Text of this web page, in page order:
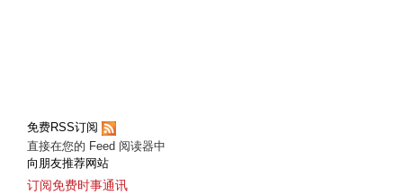
免费RSS订阅
直接在您的 Feed 阅读器中
向朋友推荐网站
订阅免费时事通讯